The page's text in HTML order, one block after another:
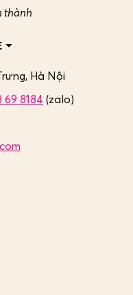
thành
Hà Nội
69 8184 (zalo)